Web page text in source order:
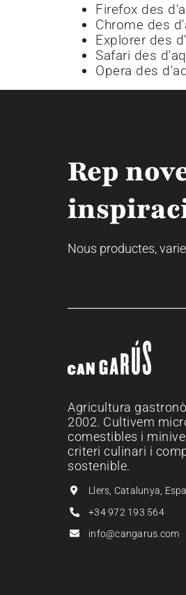
Firefox des
Chrome des
Explorer des
Safari des
Opera des
Rep
Nous productes,
Agricultura
2002. Cultivem
comestibles i
criteri culinari i
sostenible.
Llers, Catalunya,
+34 972 193 564
info@cangarus.com